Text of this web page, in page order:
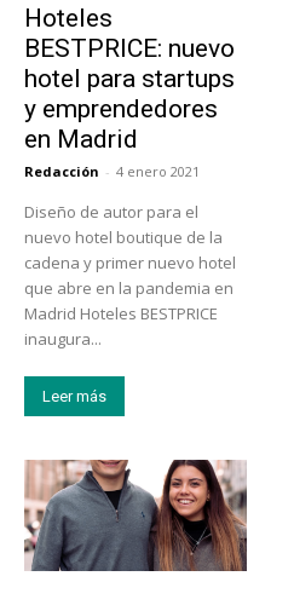
Hoteles
BESTPRICE: nuevo
hotel para startups
y emprendedores
en Madrid
Redacción - 4 enero 2021
Diseño de autor para el
nuevo hotel boutique de la
cadena y primer nuevo hotel
que abre en la pandemia en
Madrid Hoteles BESTPRICE
inaugura...
Leer más